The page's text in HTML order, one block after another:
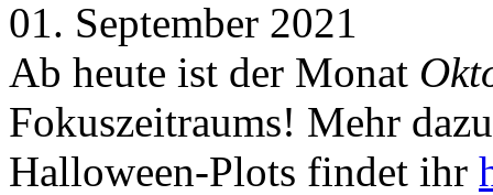
01. September 2021
Ab heute ist der Monat
Fokuszeitraums! Mehr
Halloween-Plots findet ihr